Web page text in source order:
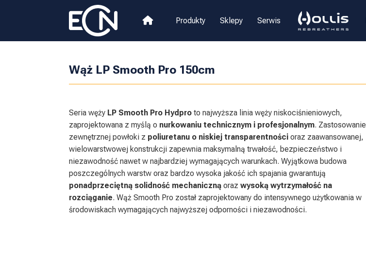
Produkty Sklepy Serwis
Wąż LP Smooth Pro 150cm
Seria węży LP Smooth Pro Hydpro to najwyższa linia węży niskociśnieniowych,
zaprojektowana z myślą o nurkowaniu technicznym i profesjonalnym. Zastosowanie
zewnętrznej powłoki z poliuretanu o niskiej transparentności oraz zaawansowanej,
wielowarstwowej konstrukcji zapewnia maksymalną trwałość, bezpieczeństwo i
niezawodność nawet w najbardziej wymagających warunkach. Wyjątkowa budowa
poszczególnych warstw oraz bardzo wysoka jakość ich spajania gwarantują
ponadprzeciętną solidność mechaniczną oraz wysoką wytrzymałość na
rozciąganie. Wąż Smooth Pro został zaprojektowany do intensywnego użytkowania w
środowiskach wymagających najwyższej odporności i niezawodności.